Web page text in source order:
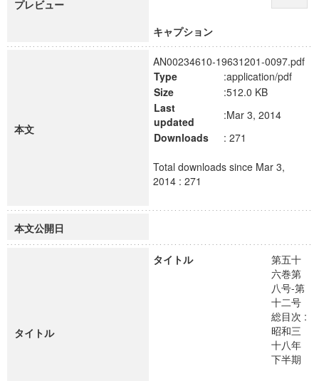
プレビュー
キャプション
本文
AN00234610-19631201-0097.pdf
Type
:application/pdf
Size
:512.0 KB
Last
updated
:Mar 3, 2014
Downloads
: 271
Total downloads since Mar 3,
2014 : 271
本文公開日
タイトル
タイトル
第五十
六巻第
八号-第
十二号
総目次 :
昭和三
十八年
下半期